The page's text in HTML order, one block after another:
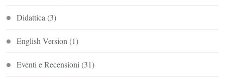
Didattica (3)
English Version (1)
Eventi e Recensioni (31)